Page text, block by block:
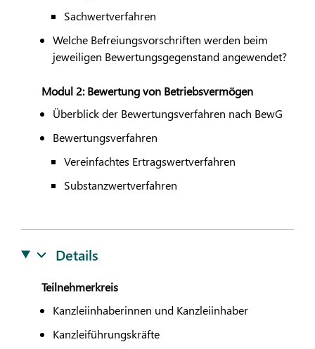
Sachwertverfahren
Welche Befreiungsvorschriften werden beim
jeweiligen Bewertungsgegenstand angewendet?
Modul 2: Bewertung von Betriebsvermögen
Überblick der Bewertungsverfahren nach BewG
Bewertungsverfahren
Vereinfachtes Ertragswertverfahren
Substanzwertverfahren
Details
Teilnehmerkreis
Kanzleiinhaberinnen und Kanzleiinhaber
Kanzleiführungskräfte